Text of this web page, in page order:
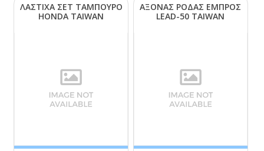
ΛΑΣΤΙΧΑ ΣΕΤ ΤΑΜΠΟΥΡΟ
ΗΟΝDΑ ΤΑΙWΑΝ
ΑΞΟΝΑΣ ΡΟΔΑΣ ΕΜΠΡΟΣ
LΕΑD-50 ΤΑΙWΑΝ